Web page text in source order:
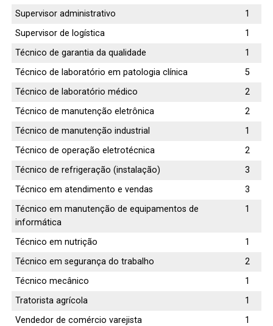
Supervisor administrativo
1
Supervisor de logística
1
Técnico de garantia da qualidade
1
Técnico de laboratório em patologia clínica
5
Técnico de laboratório médico
2
Técnico de manutenção eletrônica
2
Técnico de manutenção industrial
1
Técnico de operação eletrotécnica
2
Técnico de refrigeração (instalação)
3
Técnico em atendimento e vendas
3
Técnico em manutenção de equipamentos de
informática
1
Técnico em nutrição
1
Técnico em segurança do trabalho
2
Técnico mecânico
1
Tratorista agrícola
1
Vendedor de comércio varejista
1